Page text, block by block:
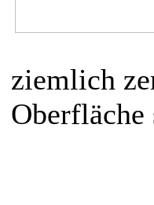
ziemlich
Oberfläche